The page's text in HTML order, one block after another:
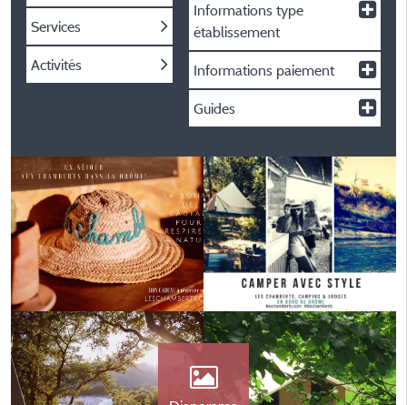
Services
Activités
Informations type
établissement
Informations paiement
Guides